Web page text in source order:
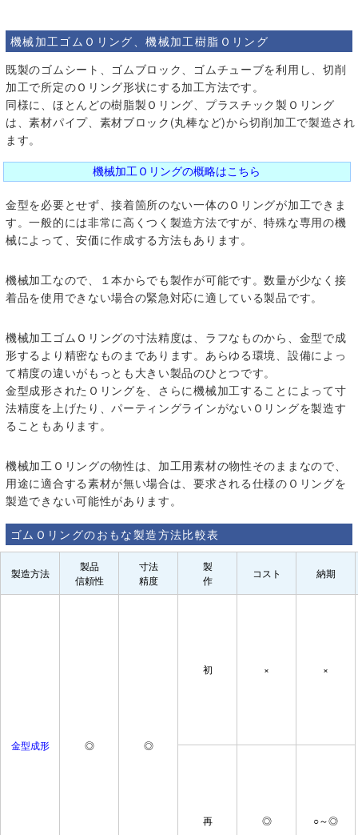
機械加工ゴムＯリング、機械加工樹脂Ｏリング
既製のゴムシート、ゴムブロック、ゴムチューブを利用し、切削
加工で所定のＯリング形状にする加工方法です。
同様に、ほとんどの樹脂製Ｏリング、プラスチック製Ｏリング
は、素材パイプ、素材ブロック(丸棒など)から切削加工で製造され
ます。
機械加工Ｏリングの概略はこちら
金型を必要とせず、接着箇所のない一体のＯリングが加工できま
す。一般的には非常に高くつく製造方法ですが、特殊な専用の機
械によって、安価に作成する方法もあります。
機械加工なので、１本からでも製作が可能です。数量が少なく接
着品を使用できない場合の緊急対応に適している製品です。
機械加工ゴムＯリングの寸法精度は、ラフなものから、金型で成
形するより精密なものまであります。あらゆる環境、設備によっ
て精度の違いがもっとも大きい製品のひとつです。
金型成形されたＯリングを、さらに機械加工することによって寸
法精度を上げたり、パーティングラインがないＯリングを製造す
ることもあります。
機械加工Ｏリングの物性は、加工用素材の物性そのままなので、
用途に適合する素材が無い場合は、要求される仕様のＯリングを
製造できない可能性があります。
ゴムＯリングのおもな製造方法比較表
製造方法
製品
信頼性
寸法
精度
製
作
コスト 納期
金型成形 ◎ ◎
初 × ×
再 ◎ ○～◎